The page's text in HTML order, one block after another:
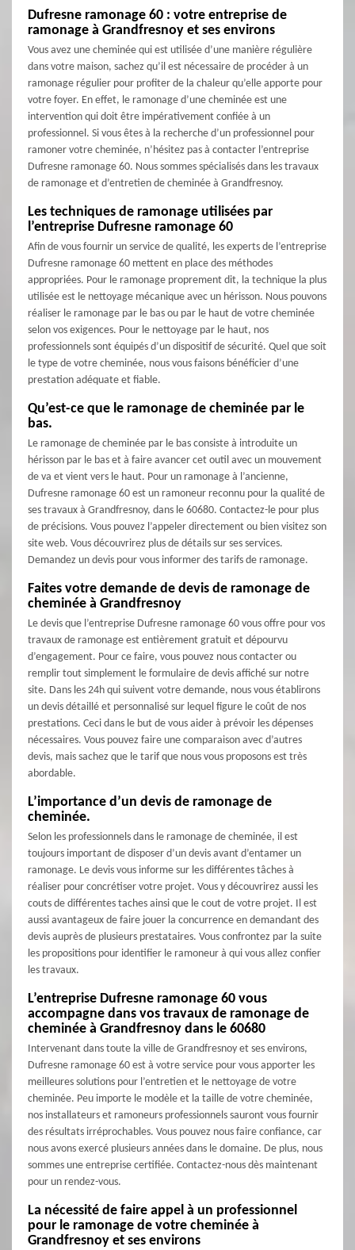
Dufresne ramonage 60 : votre entreprise de
ramonage à Grandfresnoy et ses environs
Vous avez une cheminée qui est utilisée d’une manière régulière
dans votre maison, sachez qu’il est nécessaire de procéder à un
ramonage régulier pour profiter de la chaleur qu’elle apporte pour
votre foyer. En effet, le ramonage d’une cheminée est une
intervention qui doit être impérativement confiée à un
professionnel. Si vous êtes à la recherche d’un professionnel pour
ramoner votre cheminée, n’hésitez pas à contacter l’entreprise
Dufresne ramonage 60. Nous sommes spécialisés dans les travaux
de ramonage et d’entretien de cheminée à Grandfresnoy.
Les techniques de ramonage utilisées par
l’entreprise Dufresne ramonage 60
Afin de vous fournir un service de qualité, les experts de l’entreprise
Dufresne ramonage 60 mettent en place des méthodes
appropriées. Pour le ramonage proprement dit, la technique la plus
utilisée est le nettoyage mécanique avec un hérisson. Nous pouvons
réaliser le ramonage par le bas ou par le haut de votre cheminée
selon vos exigences. Pour le nettoyage par le haut, nos
professionnels sont équipés d’un dispositif de sécurité. Quel que soit
le type de votre cheminée, nous vous faisons bénéficier d’une
prestation adéquate et fiable.
Qu’est-ce que le ramonage de cheminée par le
bas.
Le ramonage de cheminée par le bas consiste à introduite un
hérisson par le bas et à faire avancer cet outil avec un mouvement
de va et vient vers le haut. Pour un ramonage à l’ancienne,
Dufresne ramonage 60 est un ramoneur reconnu pour la qualité de
ses travaux à Grandfresnoy, dans le 60680. Contactez-le pour plus
de précisions. Vous pouvez l’appeler directement ou bien visitez son
site web. Vous découvrirez plus de détails sur ses services.
Demandez un devis pour vous informer des tarifs de ramonage.
Faites votre demande de devis de ramonage de
cheminée à Grandfresnoy
Le devis que l’entreprise Dufresne ramonage 60 vous offre pour vos
travaux de ramonage est entièrement gratuit et dépourvu
d’engagement. Pour ce faire, vous pouvez nous contacter ou
remplir tout simplement le formulaire de devis affiché sur notre
site. Dans les 24h qui suivent votre demande, nous vous établirons
un devis détaillé et personnalisé sur lequel figure le coût de nos
prestations. Ceci dans le but de vous aider à prévoir les dépenses
nécessaires. Vous pouvez faire une comparaison avec d’autres
devis, mais sachez que le tarif que nous vous proposons est très
abordable.
L’importance d’un devis de ramonage de
cheminée.
Selon les professionnels dans le ramonage de cheminée, il est
toujours important de disposer d’un devis avant d’entamer un
ramonage. Le devis vous informe sur les différentes tâches à
réaliser pour concrétiser votre projet. Vous y découvrirez aussi les
couts de différentes taches ainsi que le cout de votre projet. Il est
aussi avantageux de faire jouer la concurrence en demandant des
devis auprès de plusieurs prestataires. Vous confrontez par la suite
les propositions pour identifier le ramoneur à qui vous allez confier
les travaux.
L’entreprise Dufresne ramonage 60 vous
accompagne dans vos travaux de ramonage de
cheminée à Grandfresnoy dans le 60680
Intervenant dans toute la ville de Grandfresnoy et ses environs,
Dufresne ramonage 60 est à votre service pour vous apporter les
meilleures solutions pour l’entretien et le nettoyage de votre
cheminée. Peu importe le modèle et la taille de votre cheminée,
nos installateurs et ramoneurs professionnels sauront vous fournir
des résultats irréprochables. Vous pouvez nous faire confiance, car
nous avons exercé plusieurs années dans le domaine. De plus, nous
sommes une entreprise certifiée. Contactez-nous dès maintenant
pour un rendez-vous.
La nécessité de faire appel à un professionnel
pour le ramonage de votre cheminée à
Grandfresnoy et ses environs